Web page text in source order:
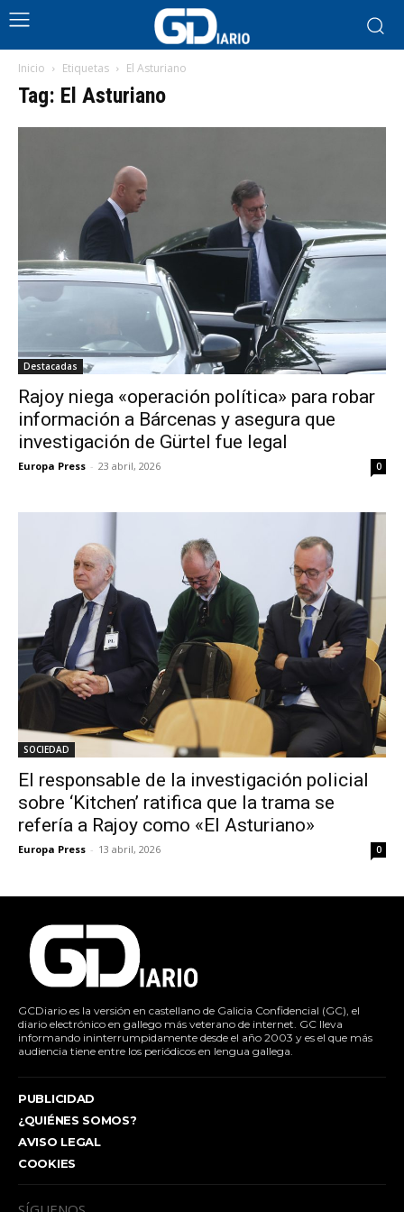
Inicio Etiquetas El Asturiano
Tag: El Asturiano
Destacadas
Rajoy niega «operación política» para robar
información a Bárcenas y asegura que
investigación de Gürtel fue legal
Europa Press - 23 abril, 2026 0
SOCIEDAD
El responsable de la investigación policial
sobre ‘Kitchen’ ratifica que la trama se
refería a Rajoy como «El Asturiano»
Europa Press - 13 abril, 2026 0
GCDiario es la versión en castellano de Galicia Confidencial (GC), el
diario electrónico en gallego más veterano de internet. GC lleva
informando ininterrumpidamente desde el año 2003 y es el que más
audiencia tiene entre los periódicos en lengua gallega.
PUBLICIDAD
¿QUIÉNES SOMOS?
AVISO LEGAL
COOKIES